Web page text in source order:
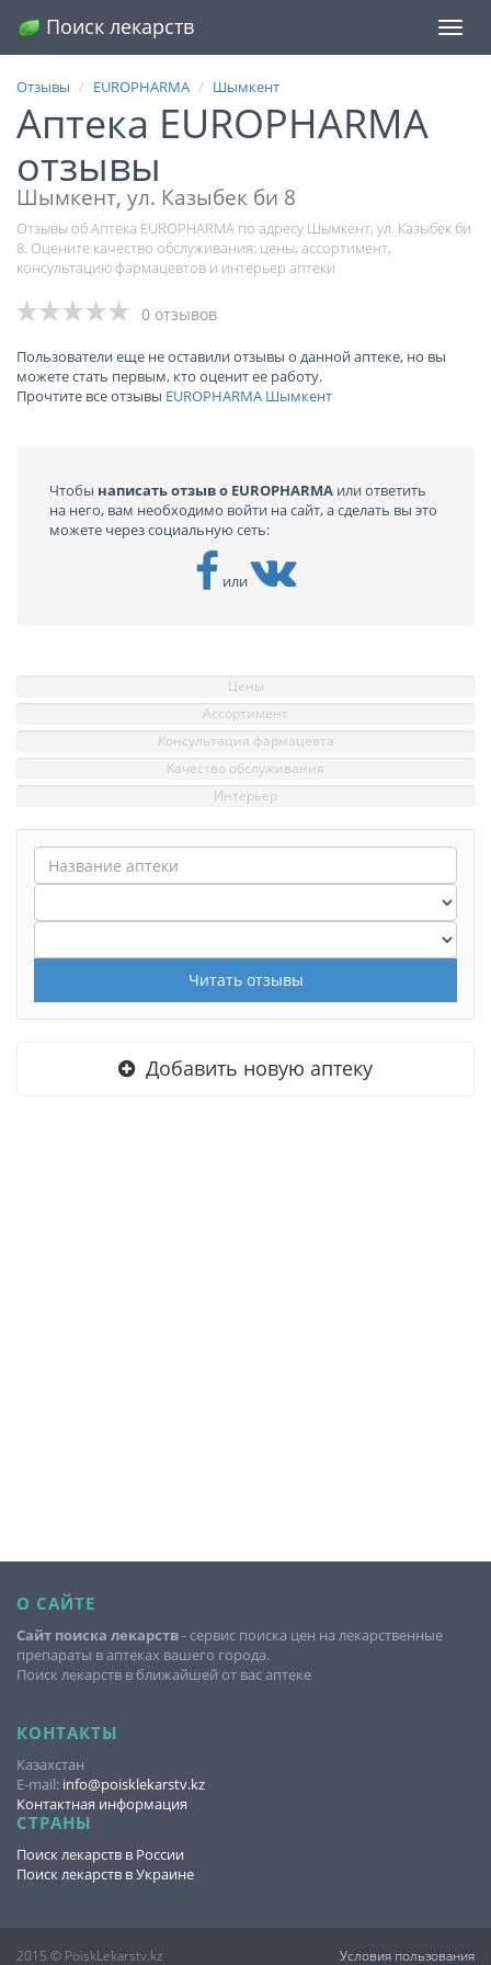
Меню
Поиск лекарств
Отзывы EUROPHARMA Шымкент
Аптека EUROPHARMA
отзывы
Шымкент, ул. Казыбек би 8
Отзывы об Аптека EUROPHARMA по адресу Шымкент, ул. Казыбек би
8. Оцените качество обслуживания: цены, ассортимент,
консультацию фармацевтов и интерьер аптеки
0 отзывов
Пользователи еще не оставили отзывы о данной аптеке, но вы
можете стать первым, кто оценит ее работу.
Прочтите все отзывы EUROPHARMA Шымкент
Чтобы написать отзыв о EUROPHARMA или ответить
на него, вам необходимо войти на сайт, а сделать вы это
можете через социальную сеть:
или
Цены
Ассортимент
Консультация фармацевта
Качество обслуживания
Интерьер
Читать отзывы
Добавить новую аптеку
О САЙТЕ
Сайт поиска лекарств- сервис поиска цен на лекарственные
препараты в аптеках вашего города.
Поиск лекарств в ближайшей от вас аптеке
КОНТАКТЫ
Казахстан
E-mail: info@poisklekarstv.kz
Контактная информация
СТРАНЫ
Поиск лекарств в России
Поиск лекарств в Украине
2015 © PoiskLekarstv.kz Условия пользования